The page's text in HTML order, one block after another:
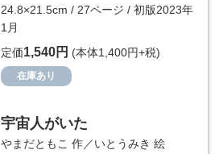
24.8×21.5cm / 27ページ / 初版2023年
1月
定価1,540円 (本体1,400円+税)
在庫あり
宇宙人がいた
やまだともこ 作／いとうみき 絵